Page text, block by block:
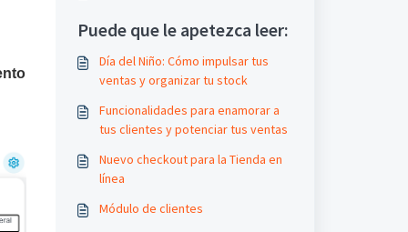
Puede que le apetezca leer:
Día del Niño: Cómo impulsar tus
ventas y organizar tu stock
Funcionalidades para enamorar a
tus clientes y potenciar tus ventas
Nuevo checkout para la Tienda en
línea
Módulo de clientes